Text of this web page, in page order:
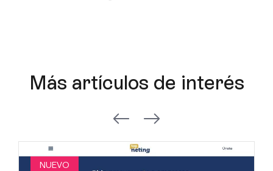
Más artículos de interés
NUEVO